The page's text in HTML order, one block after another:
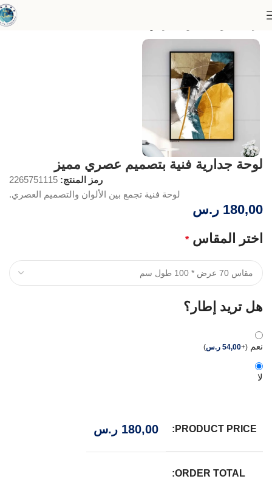
لوحة جدارية فنية بتصميم عصري مميز
رمز المنتج: 2265751115
لوحة فنية تجمع بين الألوان والتصميم العصري.
180,00 ر.س
اختر المقاس *
هل تريد إطار؟
نعم (
+
54,00 ر.س)
لا
PRODUCT PRICE:
180,00 ر.س
ORDER TOTAL: